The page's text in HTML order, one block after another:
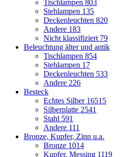
Tischlampen 803
Stehlampen 135
Deckenleuchten 820
Andere 183
Nicht klassifiziert 79
Beleuchtung älter und antik
Tischlampen 854
Stehlampen 17
Deckenleuchten 533
Andere 226
Besteck
Echtes Silber 16515
Silberplatte 2541
Stahl 591
Andere 111
Bronze, Kupfer, Zinn u.a.
Bronze 1014
Kupfer, Messing 1119